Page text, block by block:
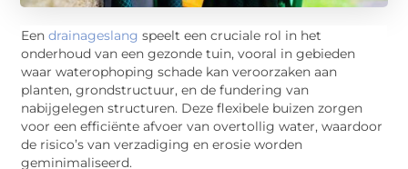
Eendrainageslang speelt een cruciale rol in het
onderhoud van een gezonde tuin, vooral in gebieden
waar waterophoping schade kan veroorzaken aan
planten, grondstructuur, en de fundering van
nabijgelegen structuren. Deze flexibele buizen zorgen
voor een efficiënte afvoer van overtollig water, waardoor
de risico’s van verzadiging en erosie worden
geminimaliseerd.